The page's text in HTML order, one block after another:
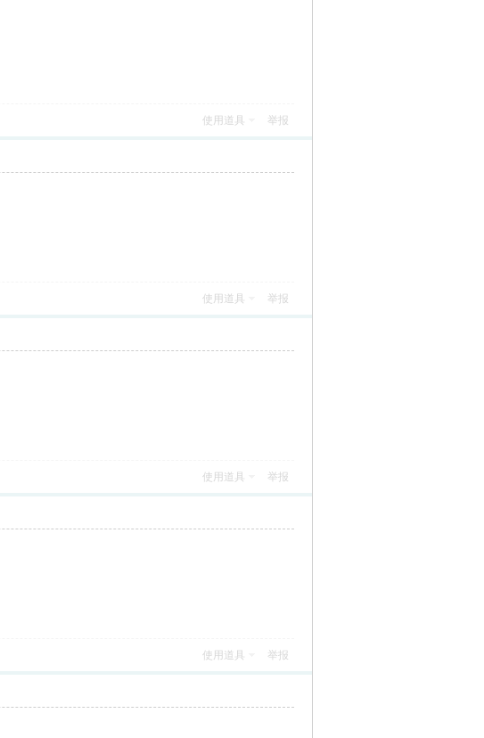
使用道具 举报
使用道具 举报
使用道具 举报
使用道具 举报